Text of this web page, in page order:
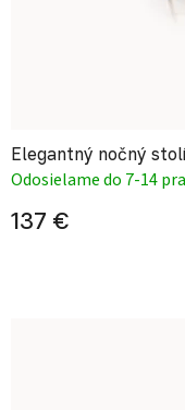
Elegantný nočný
Odosielame do 7-14
137 €